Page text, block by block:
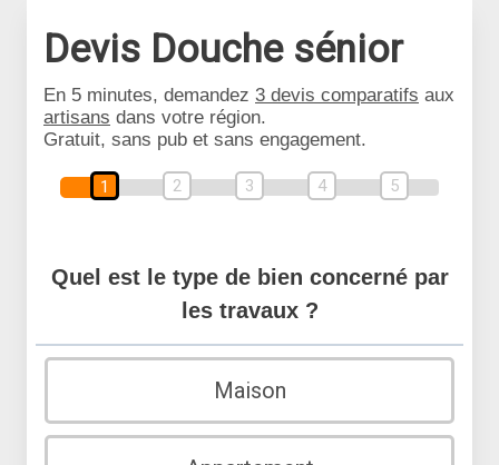
Devis Douche sénior
En 5 minutes, demandez 3 devis comparatifs aux
artisans dans votre région.
Gratuit, sans pub et sans engagement.
1 2 3 4 5
Quel est le type de bien concerné par
les travaux ?
Maison